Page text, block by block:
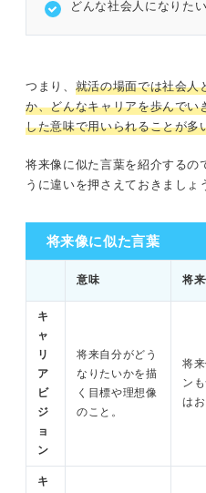
どんな社会人になりた
つまり、 就活の場面では社会人
か、どんなキャリアを歩んでい
した意味で用いられることが多
将来像に似た言葉を紹介するの
うに違いを押さえておきましょ
意味 将
キ
ャ
リ
ア
ビ
ジ
ョ
ン
将来自分がどう
なりたいかを描
く目標や理想像
のこと。
将
ン
は
キ
将来像に似た言葉
⑤人材業界の例文
⑦金融業界の例文
疑問を解消！ 将来像を描
質問をチェックしよう
理想の将来像を言語化し